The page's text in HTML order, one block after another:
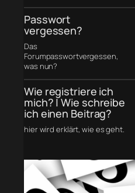
Passwort
vergessen?
Das
Forumpasswortvergessen,
was nun?
Wie registriere ich
mich? | Wie schreibe
ich einen Beitrag?
hier wird erklärt, wie es geht.